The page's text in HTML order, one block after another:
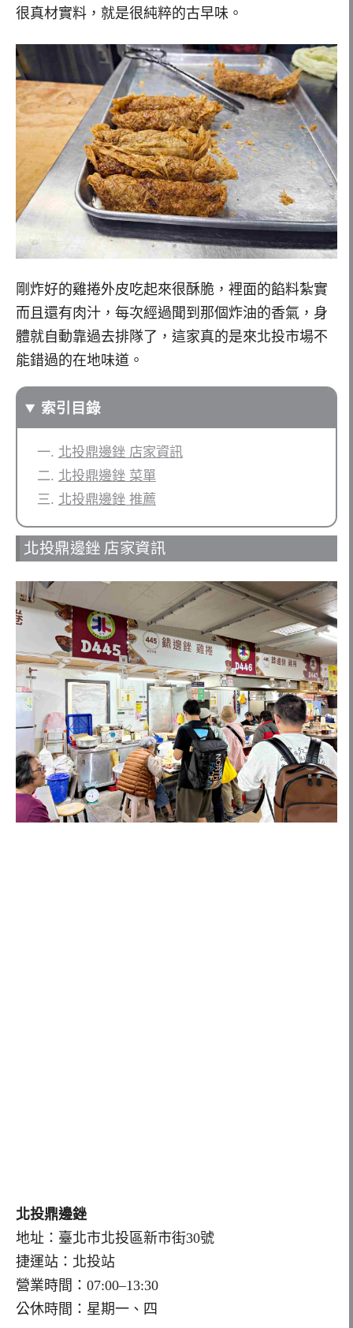
很真材實料，就是很純粹的古早味。
剛炸好的雞捲外皮吃起來很酥脆，裡面的餡料紮實
而且還有肉汁，每次經過聞到那個炸油的香氣，身
體就自動靠過去排隊了，這家真的是來北投市場不
能錯過的在地味道。
索引目錄
北投鼎邊銼 店家資訊
北投鼎邊銼 菜單
北投鼎邊銼 推薦
北投鼎邊銼 店家資訊
北投鼎邊銼
地址：臺北市北投區新市街30號
捷運站：北投站
營業時間：07:00–13:30
公休時間：星期一、四